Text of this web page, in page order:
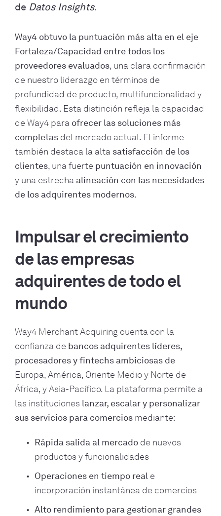
de Datos Insights.
Way4 obtuvo la puntuación más alta en el eje
Fortaleza/Capacidad entre todos los
proveedores evaluados, una clara confirmación
de nuestro liderazgo en términos de
profundidad de producto, multifuncionalidad y
flexibilidad. Esta distinción refleja la capacidad
de Way4 para ofrecer las soluciones más
completas del mercado actual. El informe
también destaca la alta satisfacción de los
clientes, una fuerte puntuación en innovación
y una estrecha alineación con las necesidades
de los adquirentes modernos.
Impulsar el crecimiento
de las empresas
adquirentes de todo el
mundo
Way4 Merchant Acquiring cuenta con la
confianza de bancos adquirentes líderes,
procesadores y fintechs ambiciosas de
Europa, América, Oriente Medio y Norte de
África, y Asia-Pacífico. La plataforma permite a
las instituciones lanzar, escalar y personalizar
sus servicios para comercios mediante:
Rápida salida al mercado de nuevos
productos y funcionalidades
Operaciones en tiempo real e
incorporación instantánea de comercios
Alto rendimiento para gestionar grandes